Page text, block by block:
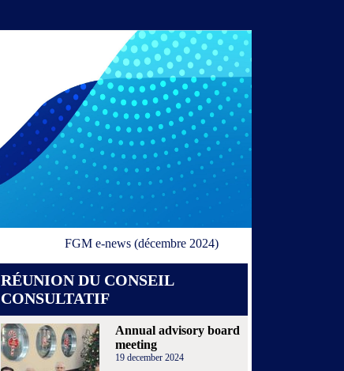
FGM e-news (décembre 2024)
RÉUNION DU CONSEIL
CONSULTATIF
Annual advisory board
meeting
19 december 2024